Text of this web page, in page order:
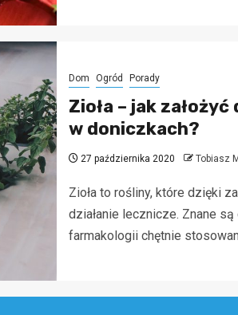
Dom Ogród Porady
Zioła – jak
w doniczkach?
27 października 2020 Tobiasz
Zioła to rośliny, które dzięki
działanie lecznicze. Znane
farmakologii chętnie